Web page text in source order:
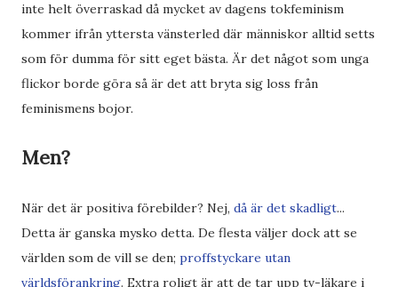
inte helt överraskad då mycket av dagens tokfeminism
kommer ifrån yttersta vänsterled där människor alltid setts
som för dumma för sitt eget bästa. Är det något som unga
flickor borde göra så är det att bryta sig loss från
feminismens bojor.
Men?
När det är positiva förebilder? Nej, då är det skadligt...
Detta är ganska mysko detta. De flesta väljer dock att se
världen som de vill se den; proffstyckare utan
världsförankring. Extra roligt är att de tar upp tv-läkare i